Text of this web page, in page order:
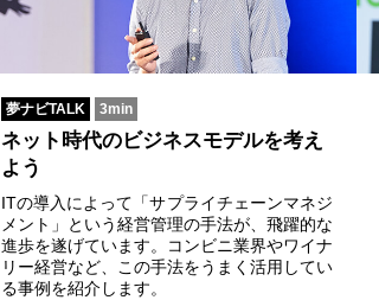
夢ナビTALK 3min
ネット時代のビジネスモデルを考え
よう
ITの導入によって「サプライチェーンマネジ
メント」という経営管理の手法が、飛躍的な
進歩を遂げています。コンビニ業界やワイナ
リー経営など、この手法をうまく活用してい
る事例を紹介します。